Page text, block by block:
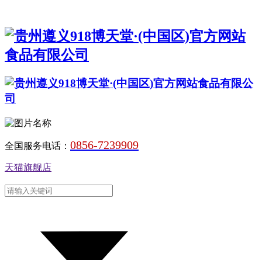
全国服务电话： 0856-7239909
天猫旗舰店